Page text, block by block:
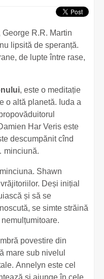
George R.R. Martin
lipsită de speranță.
de lupte între rase,
, este o meditație
o altă planetă. Iuda a
Har Veris este
descumpănit cînd
minciună.
Shawn
Deși inițial
și să se
se simte străină
povestire din
mare sub nivelul
Annelyn este cel
și ajunge în cele